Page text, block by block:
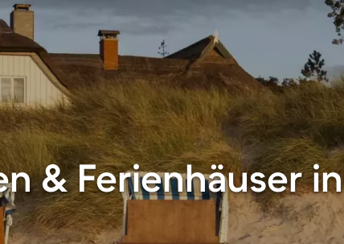
& Ferienhäuser in